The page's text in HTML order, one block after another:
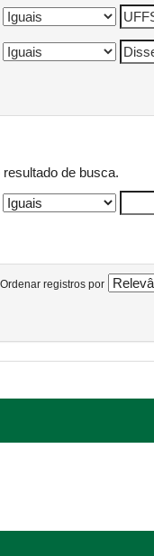
de busca.
Ordenar registros por